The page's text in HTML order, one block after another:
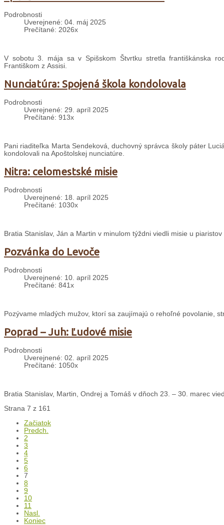
Podrobnosti
Uverejnené: 04. máj 2025
Prečítané: 2026x
V sobotu 3. mája sa v Spišskom Štvrtku stretla františkánska
Františkom z Assisi.
Nunciatúra: Spojená škola kondolovala
Podrobnosti
Uverejnené: 29. apríl 2025
Prečítané: 913x
Pani riaditeľka Marta Sendeková, duchovný správca školy páter
kondolovali na Apoštolskej nunciatúre.
Nitra: celomestské misie
Podrobnosti
Uverejnené: 18. apríl 2025
Prečítané: 1030x
Bratia Stanislav, Ján a Martin v minulom týždni viedli misie u
Pozvánka do Levoče
Podrobnosti
Uverejnené: 10. apríl 2025
Prečítané: 841x
Pozývame mladých mužov, ktorí sa zaujímajú o rehoľné povolanie,
Poprad – Juh: Ľudové misie
Podrobnosti
Uverejnené: 02. apríl 2025
Prečítané: 1050x
Bratia Stanislav, Martin, Ondrej a Tomáš v dňoch 23. – 30. marec
Strana 7 z 161
Začiatok
Predch.
2
3
4
5
6
7
8
9
10
11
Nasl.
Koniec